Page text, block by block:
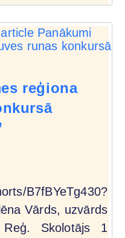
reģiona
B7fBYeTg430?
Vārds, uzvārds
Skolotājs 1